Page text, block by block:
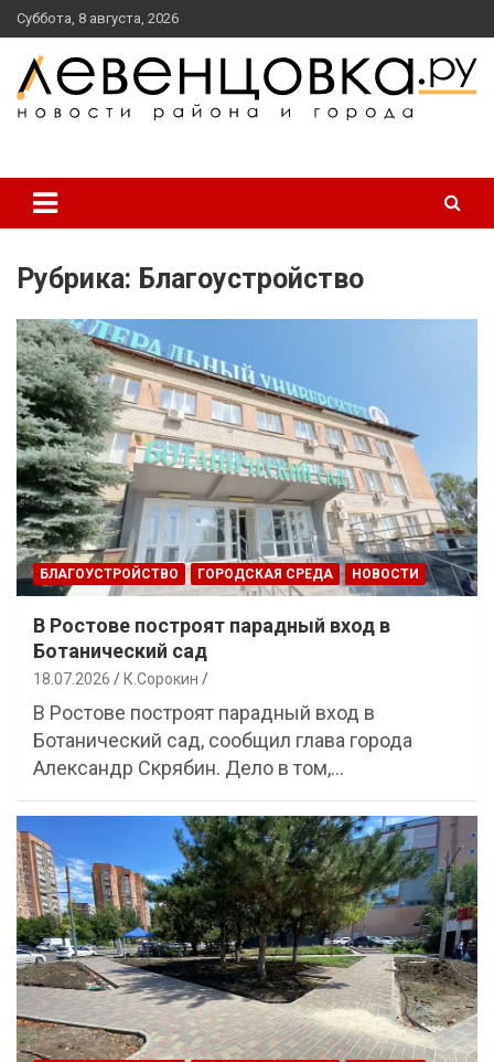
перейти
к
содержанию
Суббота, 8 августа, 2026
Рубрика: Благоустройство
БЛАГОУСТРОЙСТВО ГОРОДСКАЯ СРЕДА НОВОСТИ
В Ростове построят парадный вход в
Ботанический сад
18.07.2026 К.Сорокин
В Ростове построят парадный вход в
Ботанический сад, сообщил глава города
Александр Скрябин. Дело в том,…